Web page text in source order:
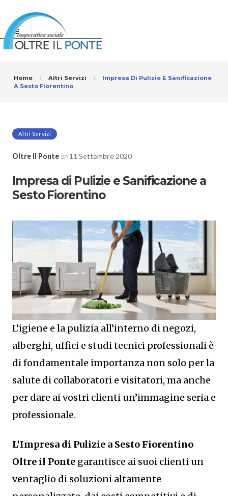
Home Altri Servizi
Impresa Di Pulizie E Sanificazione
A Sesto Fiorentino
Altri Servizi
Oltre Il Ponteon 11 Settembre 2020
Impresa di Pulizie e Sanificazione a
Sesto Fiorentino
L’igiene e la pulizia all’interno di negozi,
alberghi, uffici e studi tecnici professionali è
di fondamentale importanza non solo per la
salute di collaboratori e visitatori, ma anche
per dare ai vostri clienti un’immagine seria e
professionale.
L’Impresa di Pulizie a Sesto Fiorentino
Oltre il Ponte garantisce ai suoi clienti un
ventaglio di soluzioni altamente